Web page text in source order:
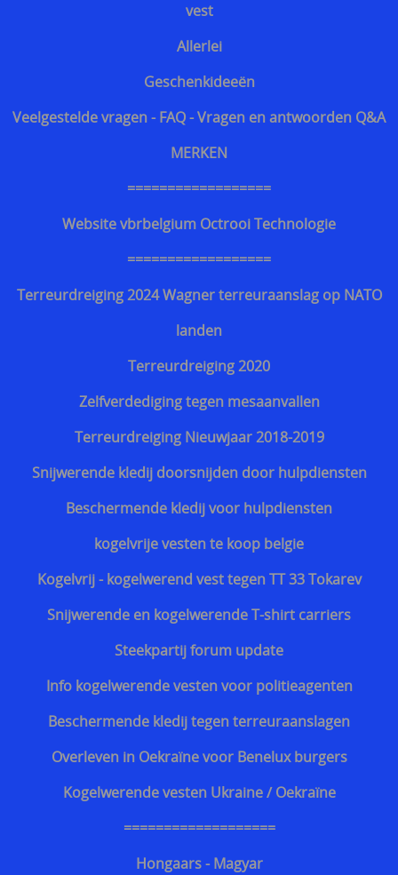
vest
Allerlei
Geschenkideeën
Veelgestelde vragen - FAQ - Vragen en antwoorden Q&A
MERKEN
==================
Website vbrbelgium Octrooi Technologie
==================
Terreurdreiging 2024 Wagner terreuraanslag op NATO
landen
Terreurdreiging 2020
Zelfverdediging tegen mesaanvallen
Terreurdreiging Nieuwjaar 2018-2019
Snijwerende kledij doorsnijden door hulpdiensten
Beschermende kledij voor hulpdiensten
kogelvrije vesten te koop belgie
Kogelvrij - kogelwerend vest tegen TT 33 Tokarev
Snijwerende en kogelwerende T-shirt carriers
Steekpartij forum update
Info kogelwerende vesten voor politieagenten
Beschermende kledij tegen terreuraanslagen
Overleven in Oekraïne voor Benelux burgers
Kogelwerende vesten Ukraine / Oekraïne
===================
Hongaars - Magyar